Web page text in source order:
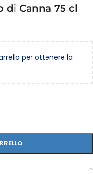
di Canna 75 cl
per ottenere la